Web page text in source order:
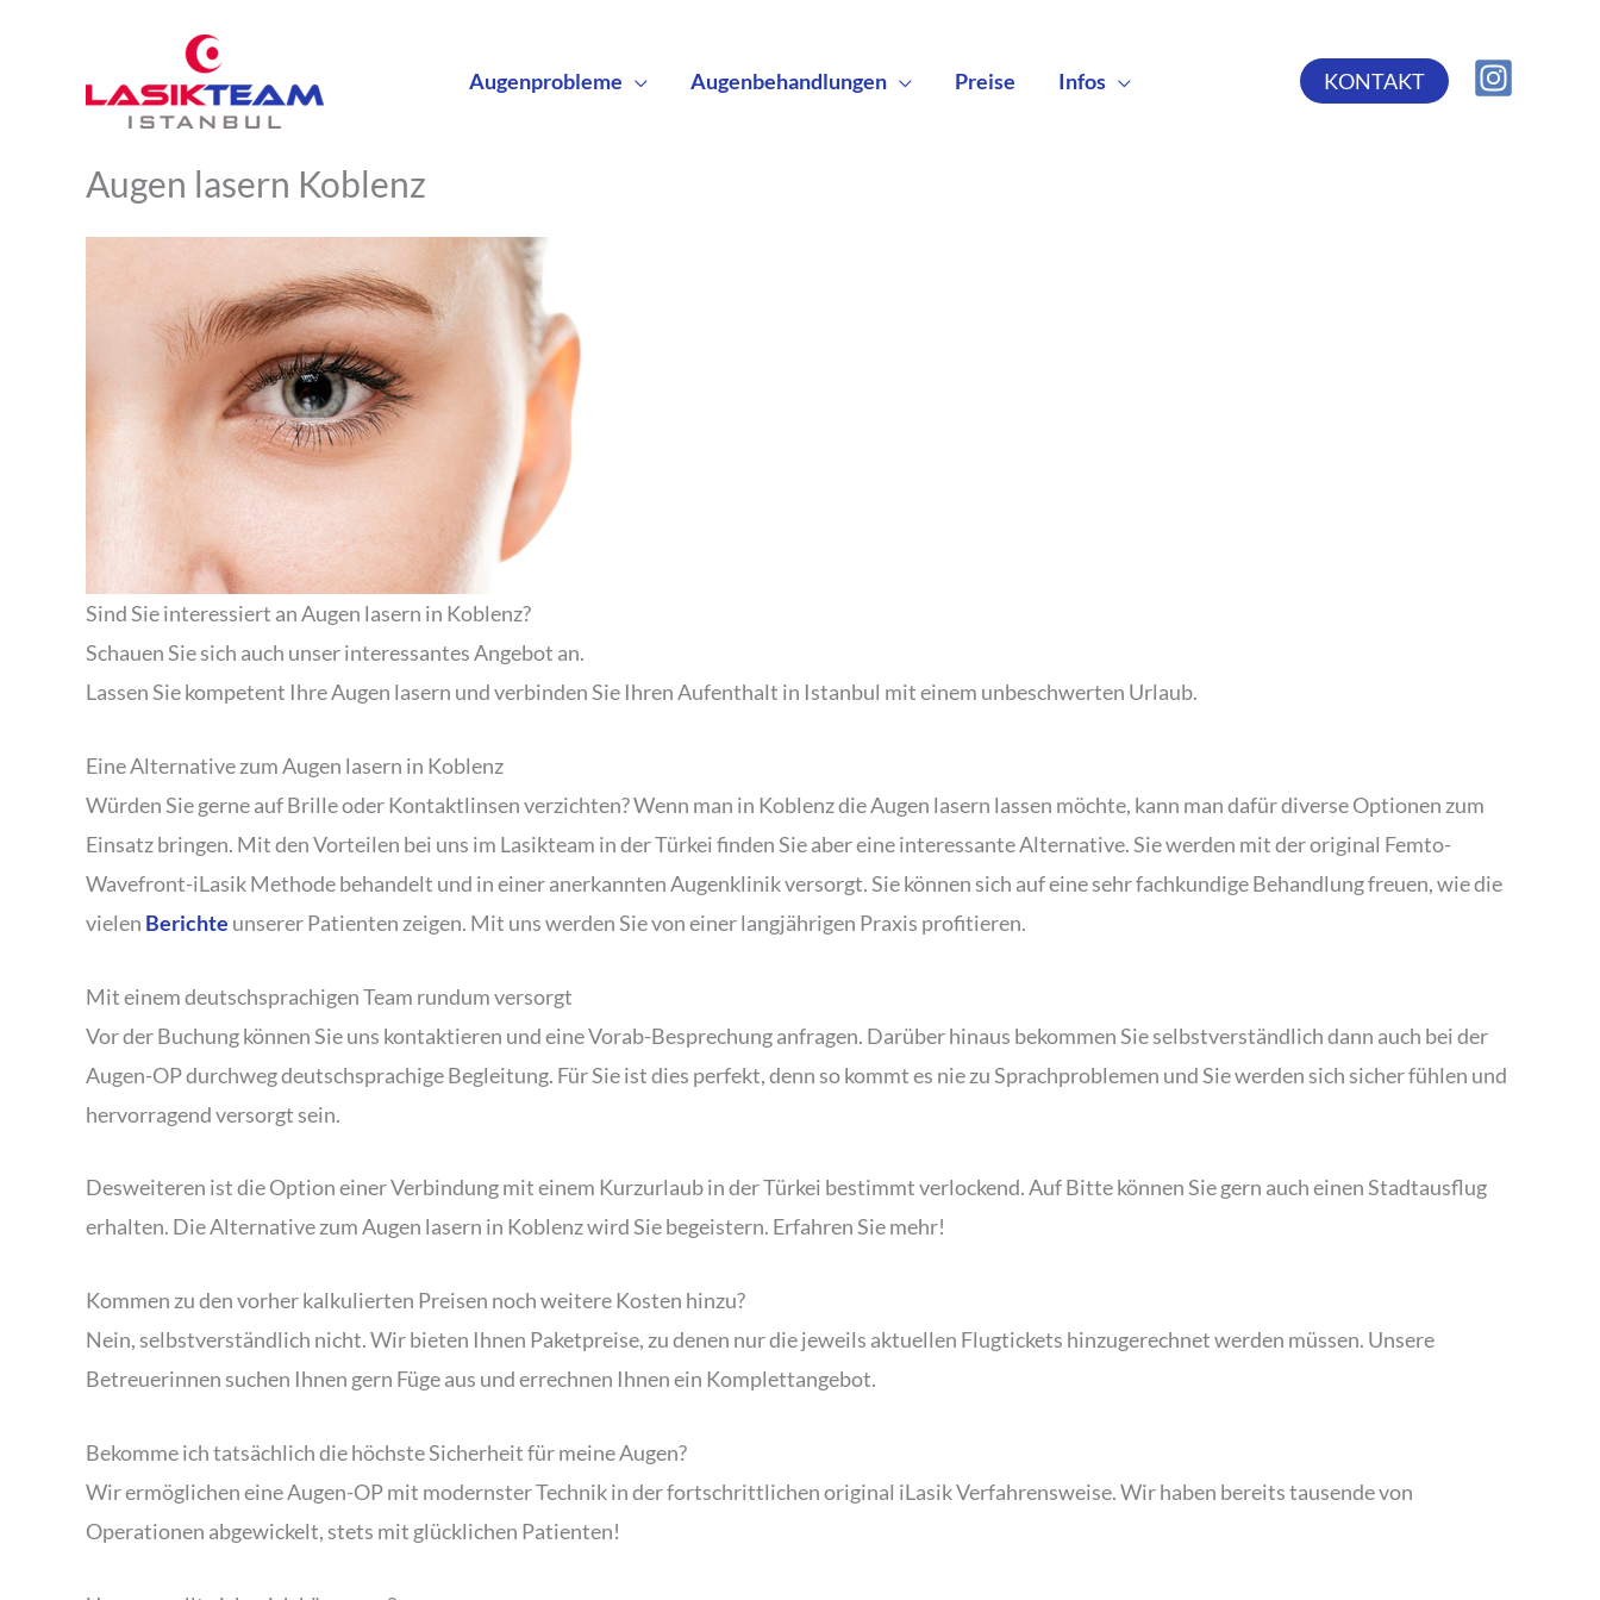
Augenprobleme Augenbehandlungen Preise Infos KONTAKT
Augen lasern Koblenz
Sind Sie interessiert an Augen lasern in Koblenz?
Schauen Sie sich auch unser interessantes Angebot an.
Lassen Sie kompetent Ihre Augen lasern und verbinden Sie Ihren Aufenthalt in Istanbul mit einem unbeschwerten Urlaub.
Eine Alternative zum Augen lasern in Koblenz
Würden Sie gerne auf Brille oder Kontaktlinsen verzichten? Wenn man in Koblenz die Augen lasern lassen möchte, kann man dafür diverse Optionen zum
Einsatz bringen. Mit den Vorteilen bei uns im Lasikteam in der Türkei finden Sie aber eine interessante Alternative. Sie werden mit der original Femto-
Wavefront-iLasik Methode behandelt und in einer anerkannten Augenklinik versorgt. Sie können sich auf eine sehr fachkundige Behandlung freuen, wie die
vielen Berichte unserer Patienten zeigen. Mit uns werden Sie von einer langjährigen Praxis profitieren.
Mit einem deutschsprachigen Team rundum versorgt
Vor der Buchung können Sie uns kontaktieren und eine Vorab-Besprechung anfragen. Darüber hinaus bekommen Sie selbstverständlich dann auch bei der
Augen-OP durchweg deutschsprachige Begleitung. Für Sie ist dies perfekt, denn so kommt es nie zu Sprachproblemen und Sie werden sich sicher fühlen und
hervorragend versorgt sein.
Desweiteren ist die Option einer Verbindung mit einem Kurzurlaub in der Türkei bestimmt verlockend. Auf Bitte können Sie gern auch einen Stadtausflug
erhalten. Die Alternative zum Augen lasern in Koblenz wird Sie begeistern. Erfahren Sie mehr!
Kommen zu den vorher kalkulierten Preisen noch weitere Kosten hinzu?
Nein, selbstverständlich nicht. Wir bieten Ihnen Paketpreise, zu denen nur die jeweils aktuellen Flugtickets hinzugerechnet werden müssen. Unsere
Betreuerinnen suchen Ihnen gern Füge aus und errechnen Ihnen ein Komplettangebot.
Bekomme ich tatsächlich die höchste Sicherheit für meine Augen?
Wir ermöglichen eine Augen-OP mit modernster Technik in der fortschrittlichen original iLasik Verfahrensweise. Wir haben bereits tausende von
Operationen abgewickelt, stets mit glücklichen Patienten!